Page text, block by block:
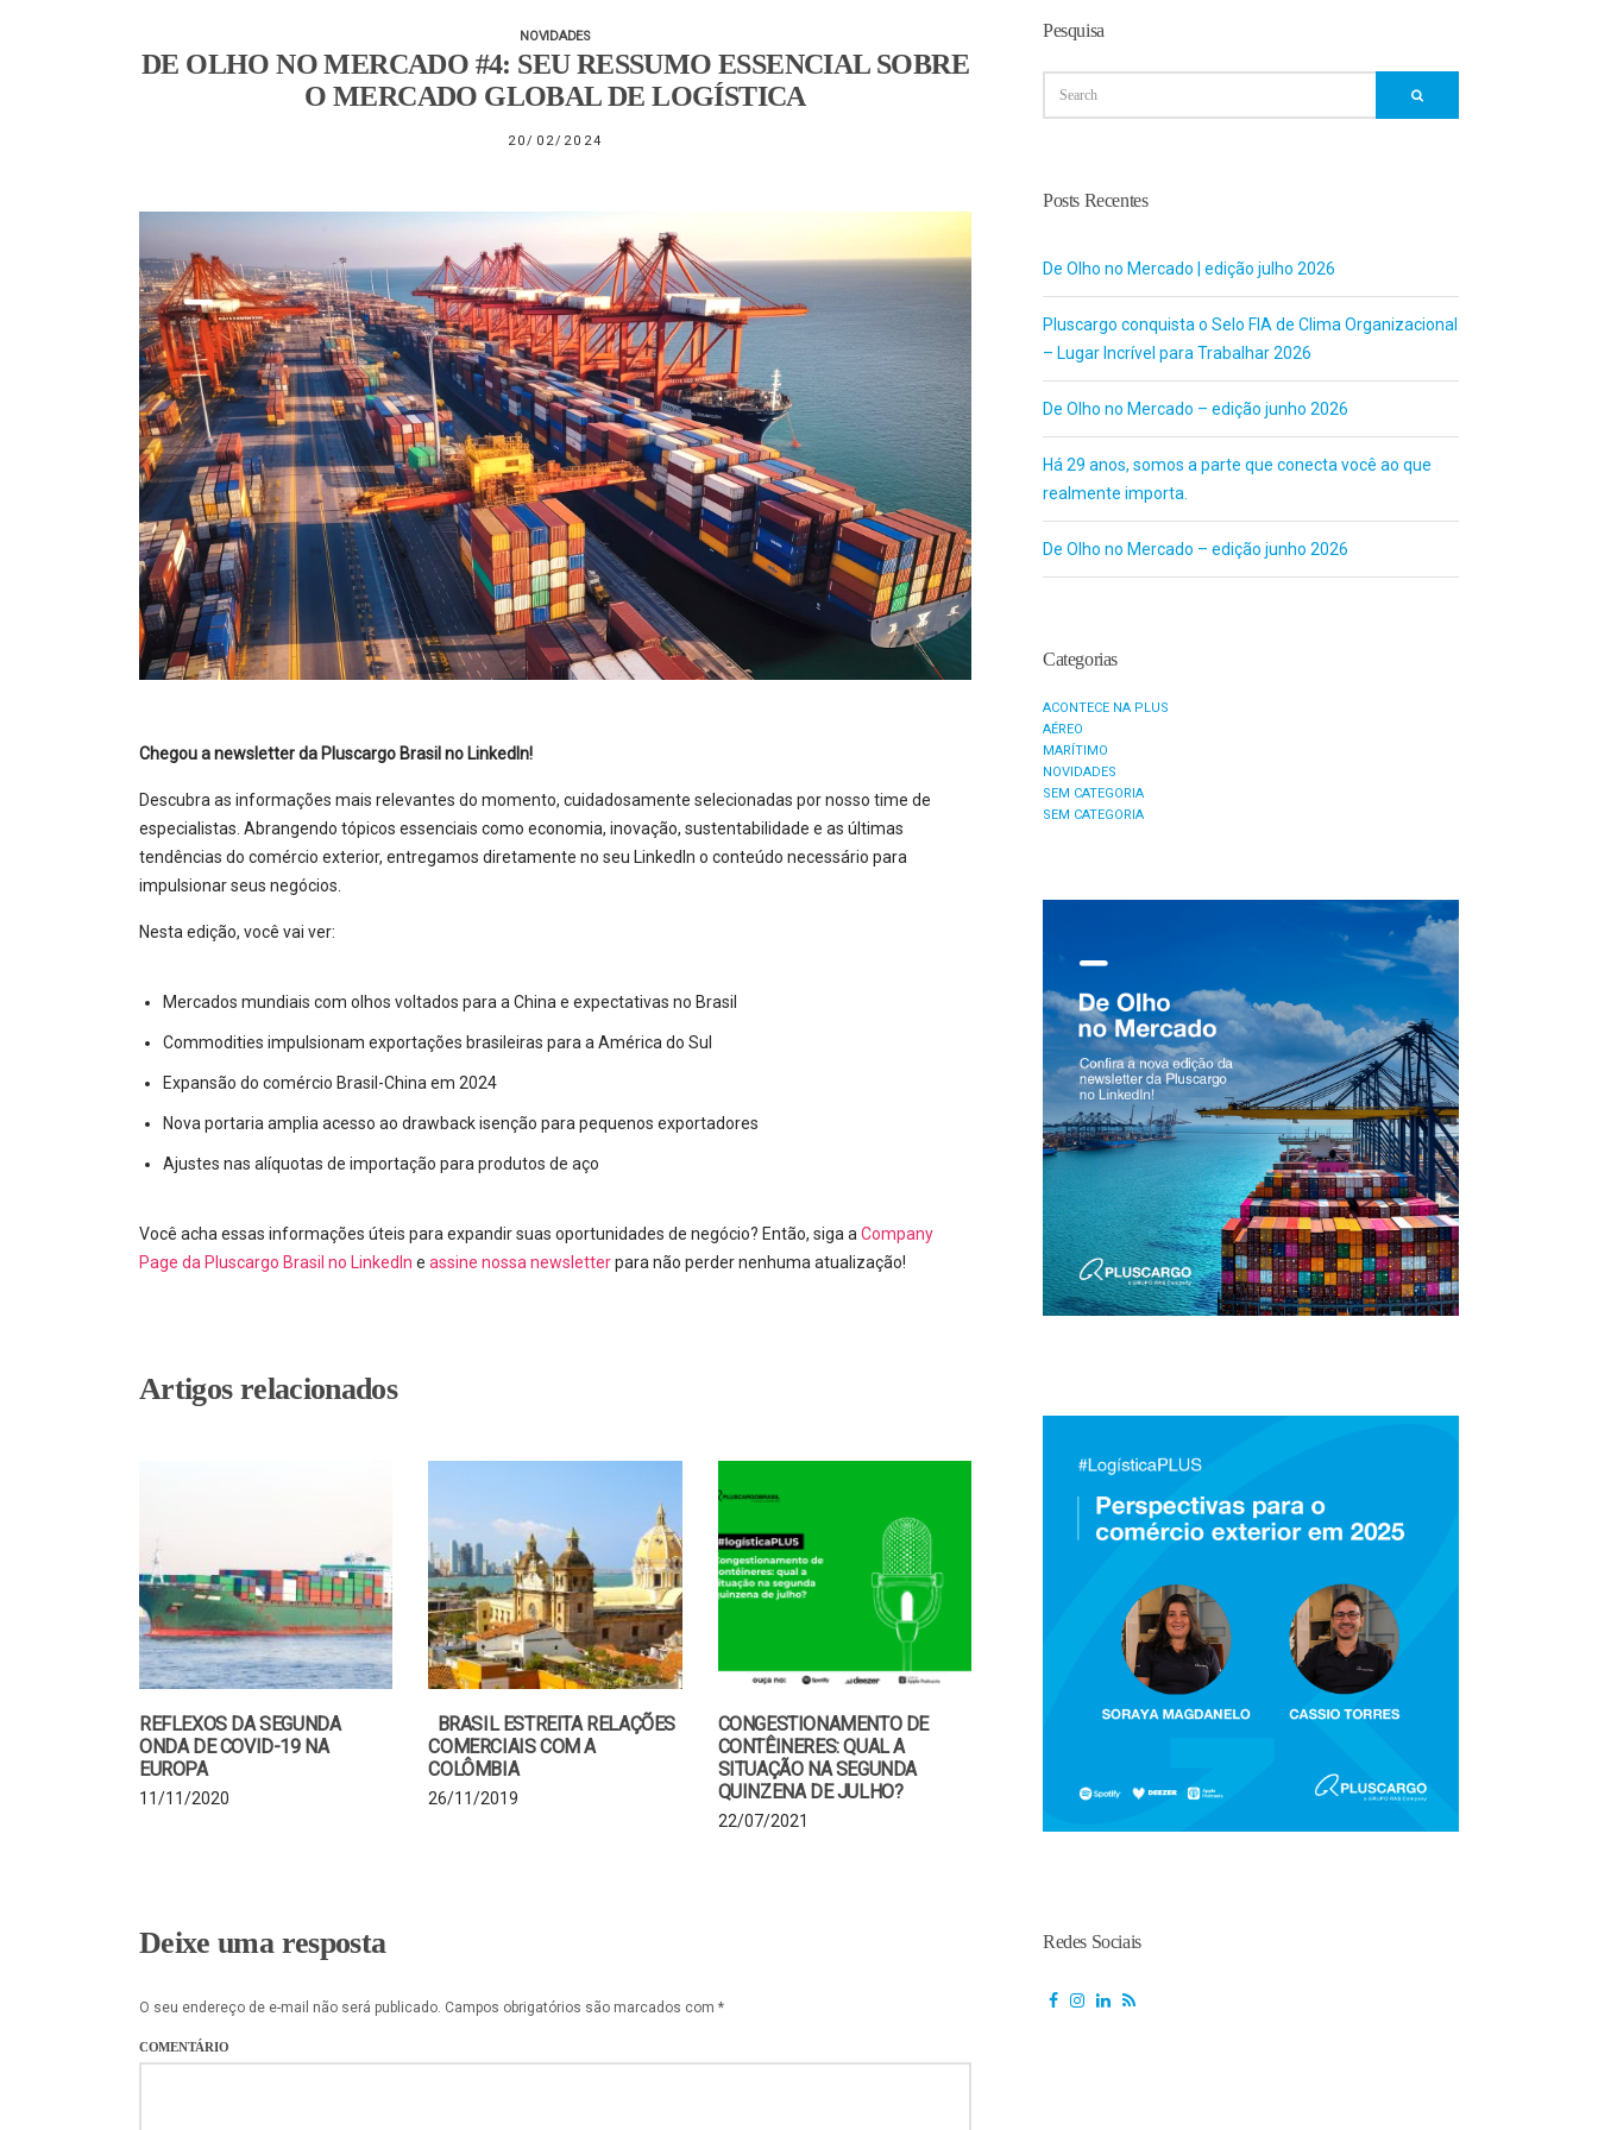
NOVIDADES
DE OLHO NO MERCADO #4: SEU RESSUMO ESSENCIAL SOBRE
O MERCADO GLOBAL DE LOGÍSTICA
20/02/2024
Chegou a newsletter da Pluscargo Brasil no LinkedIn!
Descubra as informações mais relevantes do momento, cuidadosamente selecionadas por nosso time de
especialistas. Abrangendo tópicos essenciais como economia, inovação, sustentabilidade e as últimas
tendências do comércio exterior, entregamos diretamente no seu LinkedIn o conteúdo necessário para
impulsionar seus negócios.
Nesta edição, você vai ver:
Mercados mundiais com olhos voltados para a China e expectativas no Brasil
Commodities impulsionam exportações brasileiras para a América do Sul
Expansão do comércio Brasil-China em 2024
Nova portaria amplia acesso ao drawback isenção para pequenos exportadores
Ajustes nas alíquotas de importação para produtos de aço
Você acha essas informações úteis para expandir suas oportunidades de negócio? Então, siga a Company
Page da Pluscargo Brasil no LinkedIn e assine nossa newsletterpara não perder nenhuma atualização!
Artigos relacionados
REFLEXOS DA SEGUNDA
ONDA DE COVID-19 NA
EUROPA
11/11/2020
BRASIL ESTREITA RELAÇÕES
COMERCIAIS COM A
COLÔMBIA
26/11/2019
CONGESTIONAMENTO DE
CONTÊINERES: QUAL A
SITUAÇÃO NA SEGUNDA
QUINZENA DE JULHO?
22/07/2021
Deixe uma resposta
O seu endereço de e-mail não será publicado. Campos obrigatórios são marcados com *
COMENTÁRIO
Pesquisa
Posts Recentes
De Olho no Mercado | edição julho 2026
Pluscargo conquista o Selo FIA de Clima Organizacional
– Lugar Incrível para Trabalhar 2026
De Olho no Mercado – edição junho 2026
Há 29 anos, somos a parte que conecta você ao que
realmente importa.
De Olho no Mercado – edição junho 2026
Categorias
ACONTECE NA PLUS
AÉREO
MARÍTIMO
NOVIDADES
SEM CATEGORIA
SEM CATEGORIA
Redes Sociais